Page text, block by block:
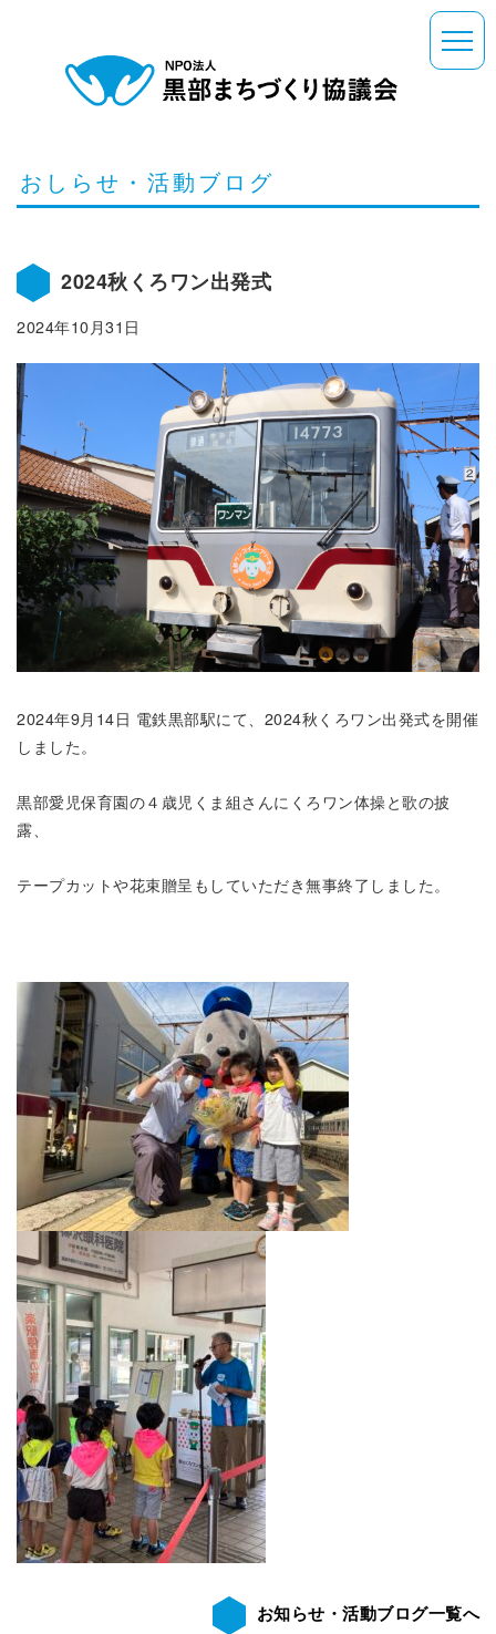
おしらせ・活動ブログ
2024秋くろワン出発式
2024年10月31日
2024年9月14日 電鉄黒部駅にて、2024秋くろワン出発式を開催
しました。
黒部愛児保育園の４歳児くま組さんにくろワン体操と歌の披
露、
テープカットや花束贈呈もしていただき無事終了しました。
お知らせ・活動ブログ一覧へ